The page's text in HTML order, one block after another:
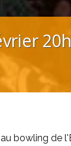
bowling de